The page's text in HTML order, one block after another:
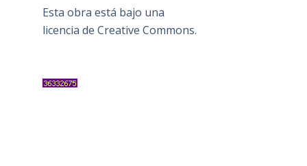
Esta obra está bajo una
licencia de Creative Commons.